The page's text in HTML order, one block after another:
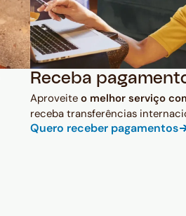
Receba
Aproveiteo melhor serviço
receba transferências
Quero receber pagamentos